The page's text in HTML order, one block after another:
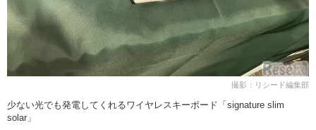
撮影：リシード編集部
少ない光でも発電してくれるワイヤレスキーボード「signature slim
solar」